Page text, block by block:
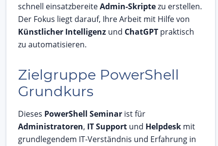
schnell einsatzbereiteAdmin-Skriptezu erstellen.
Der Fokus liegt darauf, Ihre Arbeit mit Hilfe von
Künstlicher Intelligenz und ChatGPT praktisch
zu automatisieren.
Zielgruppe PowerShell
Grundkurs
Dieses PowerShell Seminar ist für
Administratoren, IT Support und Helpdesk mit
grundlegendem IT-Verständnis und Erfahrung in